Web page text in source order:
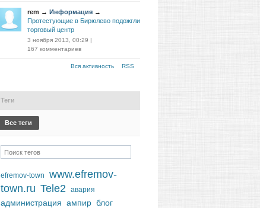
rem → Информация →
Протестующие в Бирюлево подожгли
торговый центр
3 ноября 2013, 00:29 |
167 комментариев
Вся активность RSS
Теги
Все теги
efremov-town
www.efremov-
town.ru Tele2 авария
администрация ампир блог